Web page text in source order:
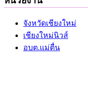
จังหวัดเชียงใหม่
เชียงใหม่นิวส์
อบต.แม่ตื่น